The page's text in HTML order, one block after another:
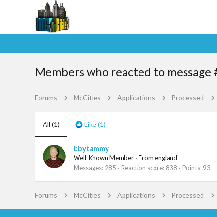
Members who reacted to message
Forums McCities Applications Processed
All (1) Like(1)
bbytammy
Well-Known Member · From england
Messages 285 Reaction score 838 Points 93
Forums McCities Applications Processed